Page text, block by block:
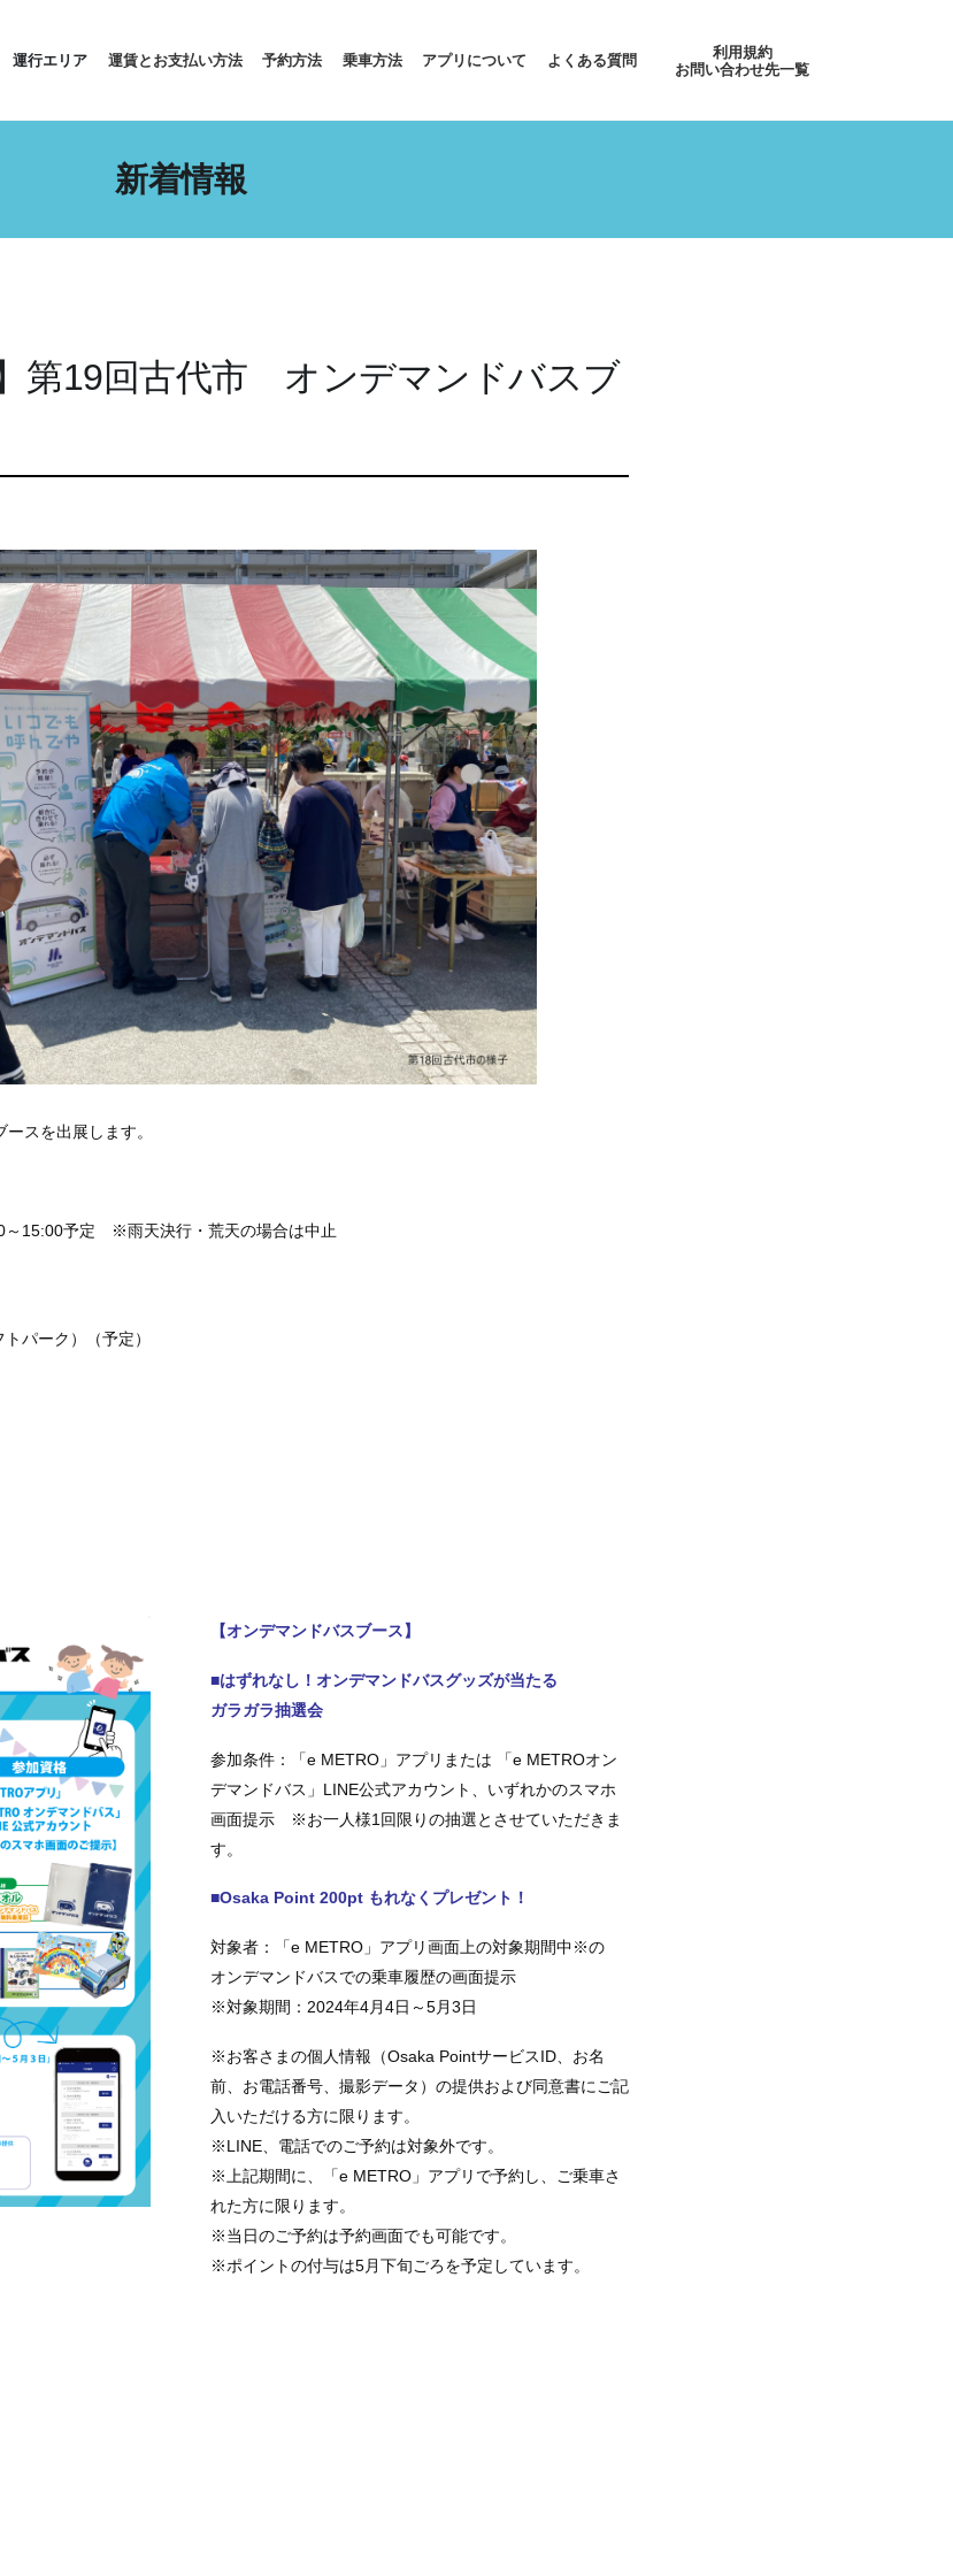
運行エリア 運賃とお支払い方法 予約方法 乗車方法 アプリについて よくある質問
利用規約
お問い合わせ先一覧
新着情報
第19回古代市 オンデマンドバスブ
スを出展します。
～15:00予定 ※雨天決行・荒天の場合は中止
パーク）（予定）
【オンデマンドバスブース】
■はずれなし！オンデマンドバスグッズが当たる
ガラガラ抽選会
参加条件：「e METRO」アプリまたは 「e METROオン
デマンドバス」LINE公式アカウント、いずれかのスマホ
画面提示 ※お一人様1回限りの抽選とさせていただきま
す。
■Osaka Point 200pt もれなくプレゼント！
対象者：「e METRO」アプリ画面上の対象期間中※の
オンデマンドバスでの乗車履歴の画面提示
※対象期間：2024年4月4日～5月3日
※お客さまの個人情報（Osaka PointサービスID、お名
前、お電話番号、撮影データ）の提供および同意書にご記
入いただける方に限ります。
※LINE、電話でのご予約は対象外です。
※上記期間に、「e METRO」アプリで予約し、ご乗車さ
れた方に限ります。
※当日のご予約は予約画面でも可能です。
※ポイントの付与は5月下旬ごろを予定しています。